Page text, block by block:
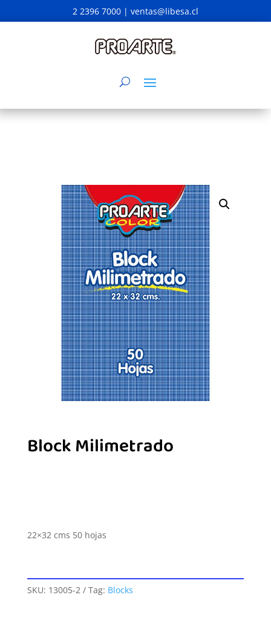
2 2396 7000 | ventas@libesa.cl
Block Milimetrado
22×32 cms 50 hojas
SKU: 13005-2 Tag: Blocks